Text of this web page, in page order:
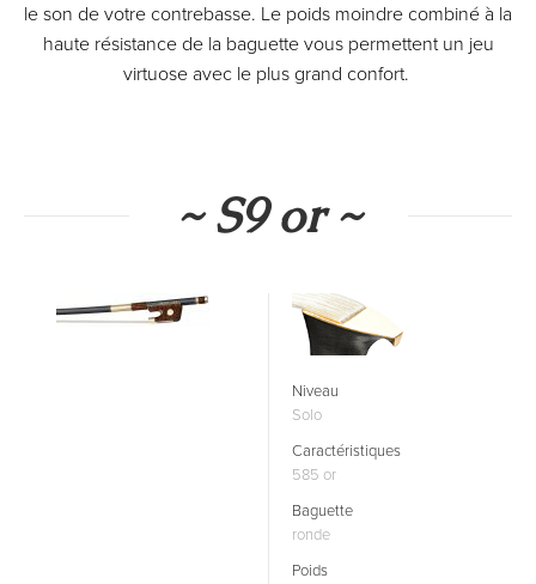
le son de votre contrebasse. Le poids moindre combiné à la
haute résistance de la baguette vous permettent un jeu
virtuose avec le plus grand confort.
~ S9 or ~
Niveau
Solo
Caractéristiques
585 or
Baguette
ronde
Poids